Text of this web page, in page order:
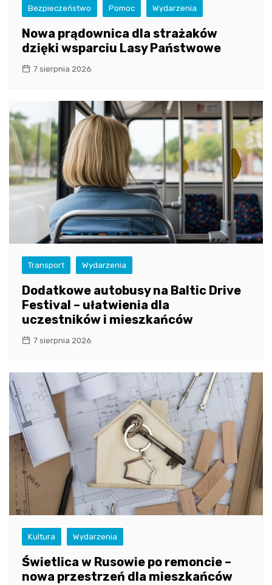
Bezpieczeństwo Pomoc Wydarzenia
Nowa prądownica dla strażaków
dzięki wsparciu Lasy Państwowe
7 sierpnia 2026
Transport Wydarzenia
Dodatkowe autobusy na Baltic Drive
Festival – ułatwienia dla
uczestników i mieszkańców
7 sierpnia 2026
Kultura Wydarzenia
Świetlica w Rusowie po remoncie –
nowa przestrzeń dla mieszkańców